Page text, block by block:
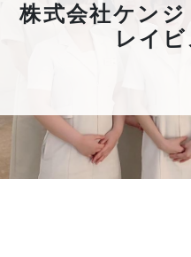
株式会社ケン
レイ